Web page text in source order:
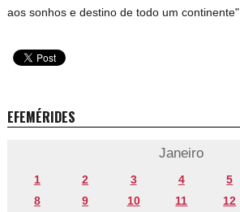
aos sonhos e destino de todo um continente".
EFEMÉRIDES
Janeiro
1 2 3 4 5
8
9 10 11 12